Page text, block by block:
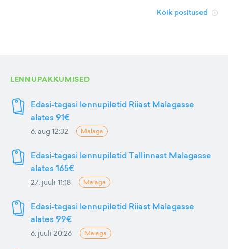
Kõik positused
LENNUPAKKUMISED
Edasi-tagasi lennupiletid Riiast Malagasse
alates 91€
6. aug 12:32 Malaga
Edasi-tagasi lennupiletid Tallinnast Malagasse
alates 165€
27. juuli 11:18 Malaga
Edasi-tagasi lennupiletid Riiast Malagasse
alates 99€
6. juuli 20:26 Malaga